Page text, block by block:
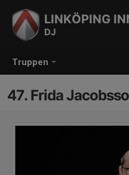
Truppen
LINKÖPING
DJ
47. Frida